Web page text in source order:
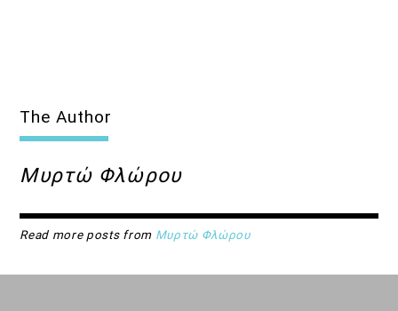
The Author
Μυρτώ Φλώρου
Read more posts from Μυρτώ Φλώρου